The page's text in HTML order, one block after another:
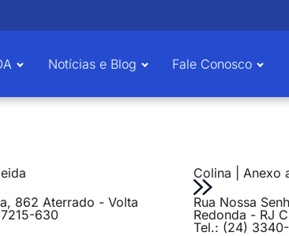
Notícias e Blog Fale Conosco
862 Aterrado - Volta
630
Colina | Anexo
Rua Nossa
Redonda - RJ
Tel.: (24)